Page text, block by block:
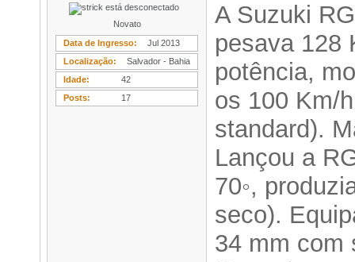
Novato
Data de Ingresso
Jul 2013
Localização
Salvador - Bahia
Idade
42
Posts
17
A Suzuki
pesava 128
potência,
os 100 Km/
standard).
Lançou a
70◦,
seco).
34 mm com